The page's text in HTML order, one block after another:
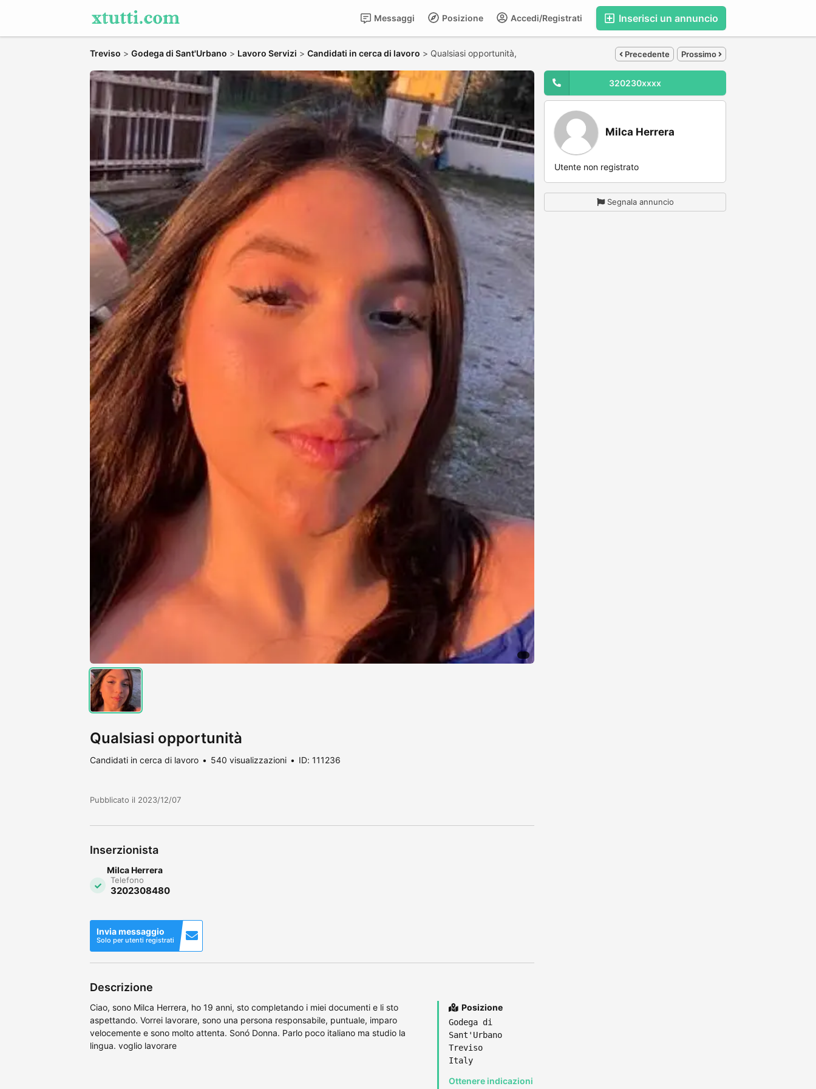
Inserisci un annuncio
Accedi/Registrati
Posizione
Messaggi
Treviso > Godega di Sant'Urbano > Lavoro Servizi > Candidati in cerca di lavoro > Qualsiasi opportunità, Precedente Prossimo
Qualsiasi opportunità
Candidati in cerca di lavoro 540 visualizzazioni ID: 111236
Pubblicato il 2023/12/07
Inserzionista
Milca Herrera
Telefono
3202308480
Invia messaggio
Solo per utenti registrati
Descrizione
Ciao, sono Milca Herrera, ho 19 anni, sto completando i miei documenti e li sto
aspettando. Vorrei lavorare, sono una persona responsabile, puntuale, imparo
velocemente e sono molto attenta. Sonó Donna. Parlo poco italiano ma studio la
lingua. voglio lavorare
Posizione
Godega di
Sant'Urbano
Treviso
Italy
Ottenere indicazioni
320230xxxx
Milca Herrera
Utente non registrato
Segnala annuncio